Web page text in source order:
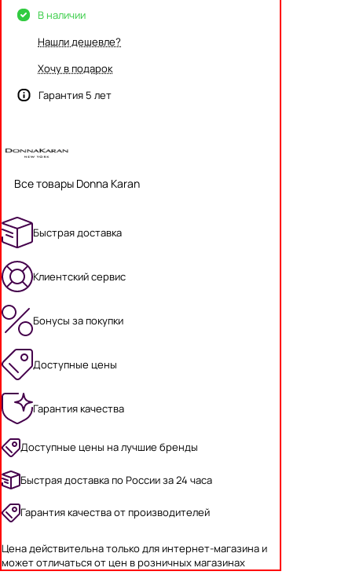
В наличии
Нашли дешевле?
Хочу в подарок
Гарантия 5 лет
Все товары Donna Karan
Быстрая доставка
Клиентский сервис
Бонусы за покупки
Доступные цены
Гарантия качества
Доступные цены на лучшие бренды
Быстрая доставка по России за 24 часа
Гарантия качества от производителей
Цена действительна только для интернет-магазина и
может отличаться от цен в розничных магазинах